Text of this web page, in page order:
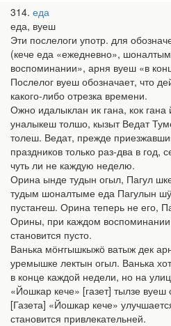
314 еда
еда, вуеш
Эти послелоги употр. для
(кече еда «ежедневно»,
воспоминании», арня вуеш «в
Послелог вуеш обозначает, что
какого-либо отрезка времени.
Ожно идалыклан ик гана, кок
уналыкеш толшо, кызыт Ведат
толеш. Ведат, прежде
праздников только раз-два в год,
чуть ли не каждую неделю.
Орина ынде тудын огыл, Пагул
тудым шоналтыме еда Пагулын
пустаҥеш. Орина теперь не его,
Орины, при каждом
становится пусто.
Ванька мӧҥгышкыжӧ ватыж дек
уремышке лектын огыл. Ванька
в конце каждой недели, но на
«Йошкар кече» [газет] тылзе
[Газета] «Йошкар кече»
становится привлекательней.